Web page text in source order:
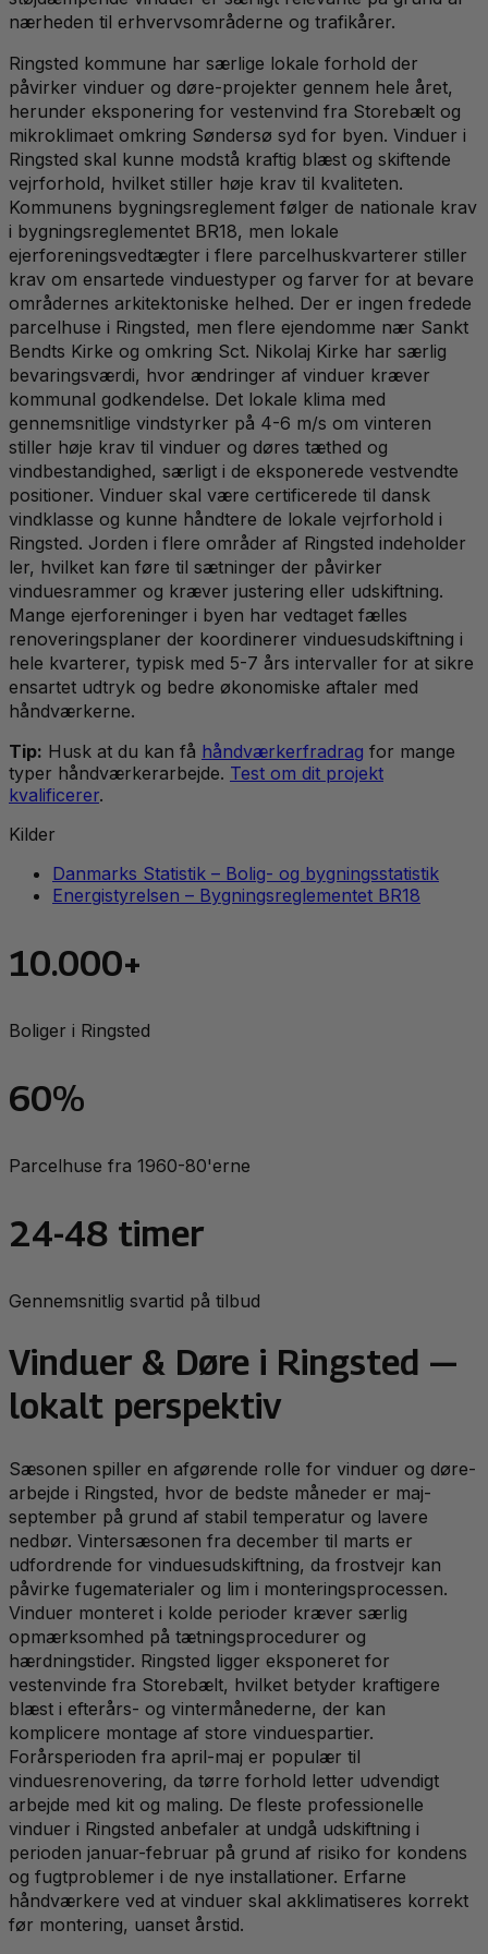
nærheden til erhvervsområderne og trafikårer.
Ringsted kommune har særlige lokale forhold der
påvirker vinduer og døre-projekter gennem hele året,
herunder eksponering for vestenvind fra Storebælt og
mikroklimaet omkring Søndersø syd for byen. Vinduer i
Ringsted skal kunne modstå kraftig blæst og skiftende
vejrforhold, hvilket stiller høje krav til kvaliteten.
Kommunens bygningsreglement følger de nationale krav
i bygningsreglementet BR18, men lokale
ejerforeningsvedtægter i flere parcelhuskvarterer stiller
krav om ensartede vinduestyper og farver for at bevare
områdernes arkitektoniske helhed. Der er ingen fredede
parcelhuse i Ringsted, men flere ejendomme nær Sankt
Bendts Kirke og omkring Sct. Nikolaj Kirke har særlig
bevaringsværdi, hvor ændringer af vinduer kræver
kommunal godkendelse. Det lokale klima med
gennemsnitlige vindstyrker på 4-6 m/s om vinteren
stiller høje krav til vinduer og døres tæthed og
vindbestandighed, særligt i de eksponerede vestvendte
positioner. Vinduer skal være certificerede til dansk
vindklasse og kunne håndtere de lokale vejrforhold i
Ringsted. Jorden i flere områder af Ringsted indeholder
ler, hvilket kan føre til sætninger der påvirker
vinduesrammer og kræver justering eller udskiftning.
Mange ejerforeninger i byen har vedtaget fælles
renoveringsplaner der koordinerer vinduesudskiftning i
hele kvarterer, typisk med 5-7 års intervaller for at sikre
ensartet udtryk og bedre økonomiske aftaler med
håndværkerne.
Tip: Husk at du kan få håndværkerfradrag for mange
typer håndværkerarbejde. Test om dit projekt
kvalificerer.
Kilder
Danmarks Statistik – Bolig- og bygningsstatistik
Energistyrelsen – Bygningsreglementet BR18
10.000+
Boliger i Ringsted
60%
Parcelhuse fra 1960-80'erne
24-48 timer
Gennemsnitlig svartid på tilbud
Vinduer & Døre i Ringsted —
lokalt perspektiv
Sæsonen spiller en afgørende rolle for vinduer og døre-
arbejde i Ringsted, hvor de bedste måneder er maj-
september på grund af stabil temperatur og lavere
nedbør. Vintersæsonen fra december til marts er
udfordrende for vinduesudskiftning, da frostvejr kan
påvirke fugematerialer og lim i monteringsprocessen.
Vinduer monteret i kolde perioder kræver særlig
opmærksomhed på tætningsprocedurer og
hærdningstider. Ringsted ligger eksponeret for
vestenvinde fra Storebælt, hvilket betyder kraftigere
blæst i efterårs- og vintermånederne, der kan
komplicere montage af store vinduespartier.
Forårsperioden fra april-maj er populær til
vinduesrenovering, da tørre forhold letter udvendigt
arbejde med kit og maling. De fleste professionelle
vinduer i Ringsted anbefaler at undgå udskiftning i
perioden januar-februar på grund af risiko for kondens
og fugtproblemer i de nye installationer. Erfarne
håndværkere ved at vinduer skal akklimatiseres korrekt
før montering, uanset årstid.